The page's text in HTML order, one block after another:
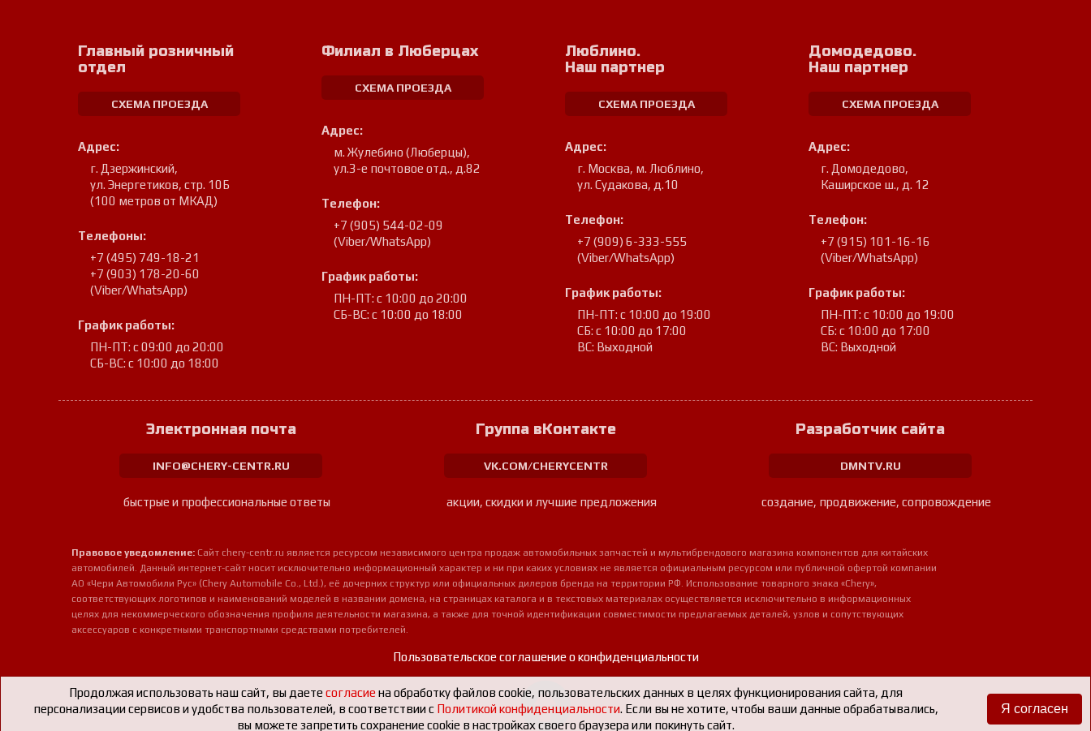
Главный розничный
отдел
СХЕМА ПРОЕЗДА
Адрес:
г. Дзержинский,
ул. Энергетиков, стр. 10Б
(100 метров от МКАД)
Телефоны:
+7 (495) 749-18-21
+7 (903) 178-20-60
(Viber/WhatsApp)
График работы:
ПН-ПТ: с 09:00 до 20:00
СБ-ВС: с 10:00 до 18:00
Филиал в Люберцах
СХЕМА ПРОЕЗДА
Адрес:
м. Жулебино (Люберцы),
ул.3-е почтовое отд., д.82
Телефон:
+7 (905) 544-02-09
(Viber/WhatsApp)
График работы:
ПН-ПТ: с 10:00 до 20:00
СБ-ВС: с 10:00 до 18:00
Люблино.
Наш партнер
СХЕМА ПРОЕЗДА
Адрес:
г. Москва, м. Люблино,
ул. Судакова, д.10
Телефон:
+7 (909) 6-333-555
(Viber/WhatsApp)
График работы:
ПН-ПТ: с 10:00 до 19:00
СБ: с 10:00 до 17:00
ВС: Выходной
Домодедово.
Наш партнер
СХЕМА ПРОЕЗДА
Адрес:
г. Домодедово,
Каширское ш., д. 12
Телефон:
+7 (915) 101-16-16
(Viber/WhatsApp)
График работы:
ПН-ПТ: с 10:00 до 19:00
СБ: с 10:00 до 17:00
ВС: Выходной
Электронная почта
INFO@CHERY-CENTR.RU
быстрые и профессиональные ответы
Группа вКонтакте
VK.COM/CHERYCENTR
акции, скидки и лучшие предложения
Разработчик сайта
DMNTV.RU
создание, продвижение, сопровождение
Правовое уведомление: Сайт chery-centr.ru является ресурсом независимого центра продаж автомобильных запчастей и мультибрендового магазина компонентов для китайских
автомобилей. Данный интернет-сайт носит исключительно информационный характер и ни при каких условиях не является официальным ресурсом или публичной офертой компании
АО «Чери Автомобили Рус» (Chery Automobile Co., Ltd.), её дочерних структур или официальных дилеров бренда на территории РФ. Использование товарного знака «Chery»,
соответствующих логотипов и наименований моделей в названии домена, на страницах каталога и в текстовых материалах осуществляется исключительно в информационных
целях для некоммерческого обозначения профиля деятельности магазина, а также для точной идентификации совместимости предлагаемых деталей, узлов и сопутствующих
аксессуаров с конкретными транспортными средствами потребителей.
Пользовательское соглашение о конфиденциальности
Продолжая использовать наш сайт, вы даете согласие на обработку файлов cookie, пользовательских данных в целях функционирования сайта, для
персонализации сервисов и удобства пользователей, в соответствии с Политикой конфиденциальности. Если вы не хотите, чтобы ваши данные обрабатывались,
вы можете запретить сохранение cookie в настройках своего браузера или покинуть сайт.
Я согласен